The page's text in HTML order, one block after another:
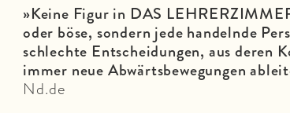
»Keine Figur in DAS
oder böse, sondern jede handelnde
schlechte Entscheidungen, aus deren
immer neue Abwärtsbewegungen
Nd.de